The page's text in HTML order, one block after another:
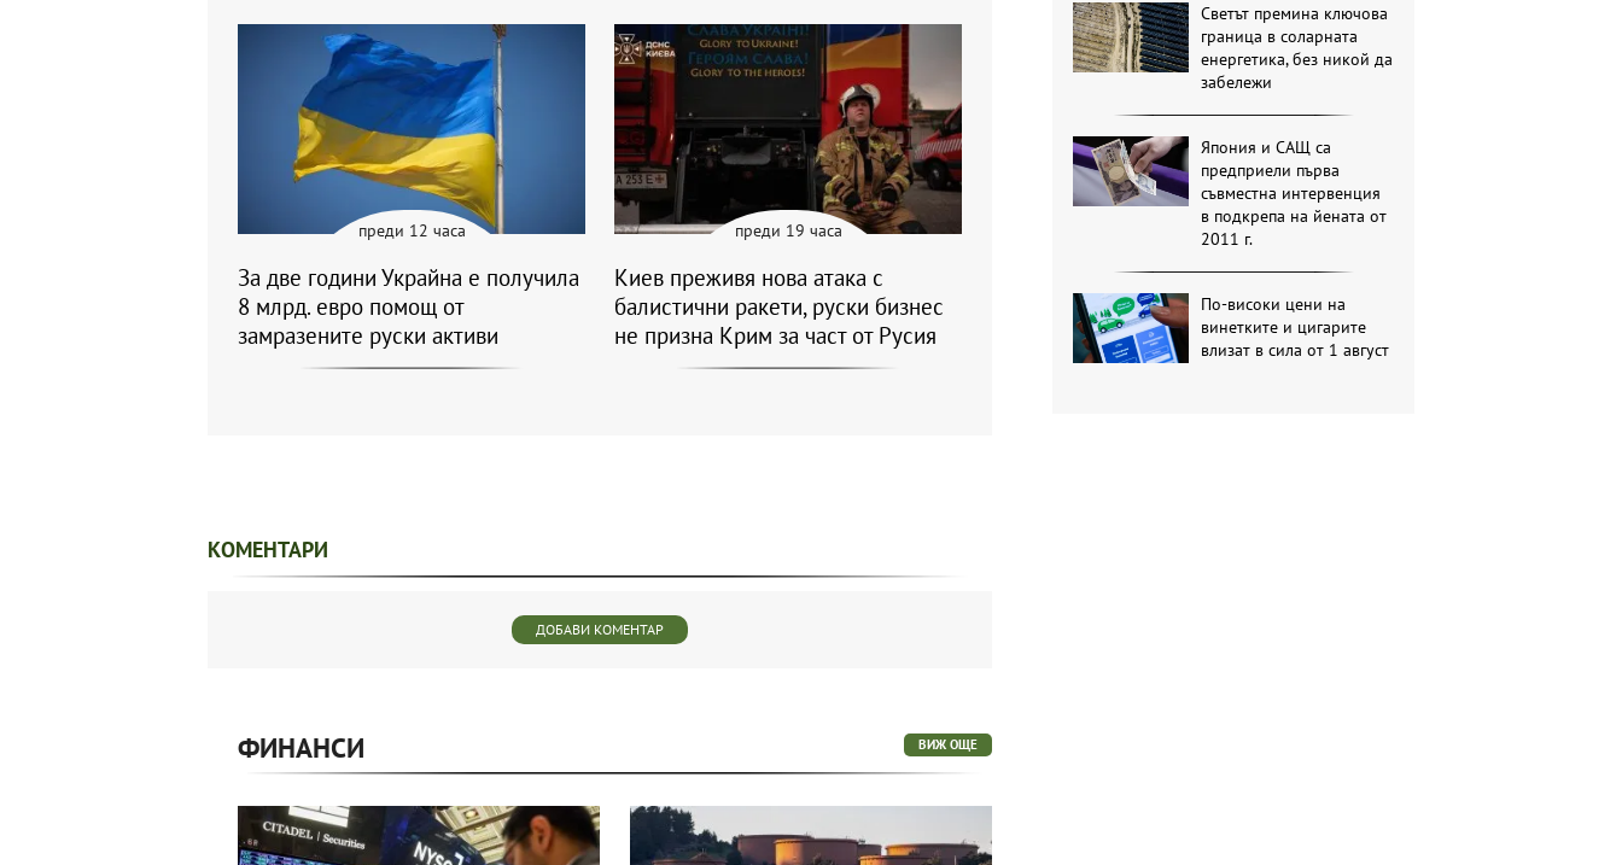
Светът премина ключова
граница в соларната
енергетика, без никой да
забележи
Япония и САЩ са
предприели първа
съвместна интервенция
в подкрепа на йената от
2011 г.
По-високи цени на
винетките и цигарите
влизат в сила от 1 август
преди 12 часа
За две години Украйна е получила
8 млрд. евро помощ от
замразените руски активи
преди 19 часа
Киев преживя нова атака с
балистични ракети, руски бизнес
не призна Крим за част от Русия
КОМЕНТАРИ
ДОБАВИ КОМЕНТАР
ФИНАНСИ ВИЖ ОЩЕ